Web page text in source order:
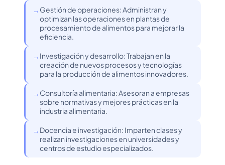
Gestión de operaciones: Administran y
optimizan las operaciones en plantas de
procesamiento de alimentos para mejorar la
eficiencia.
Investigación y desarrollo: Trabajan en la
creación de nuevos procesos y tecnologías
para la producción de alimentos innovadores.
Consultoría alimentaria: Asesoran a empresas
sobre normativas y mejores prácticas en la
industria alimentaria.
Docencia e investigación: Imparten clases y
realizan investigaciones en universidades y
centros de estudio especializados.